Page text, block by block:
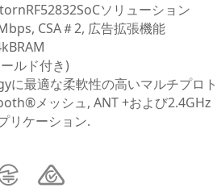
ソリューション
CSA＃2, 広告拡張機能
ルド付き)
最適な柔軟性の高いマルチプロト
メッシュ, ANT +および2.4GHz
リケーション.